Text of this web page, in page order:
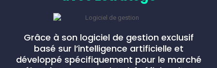
Grâce à son logiciel de gestion exclusif
basé sur l’intelligence artificielle et
développé spécifiquement pour le marché